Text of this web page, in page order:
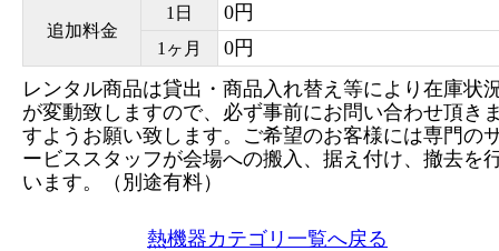
追加料金
1日 0円
1ヶ月
0円
レンタル商品は貸出・商品入れ替え等により在庫状
が変動致しますので、必ず事前にお問い合わせ頂き
すようお願い致します。ご希望のお客様には専門の
ービススタッフが会場への搬入、据え付け、撤去を
います。（別途有料）
熱機器カテゴリ一覧へ戻る